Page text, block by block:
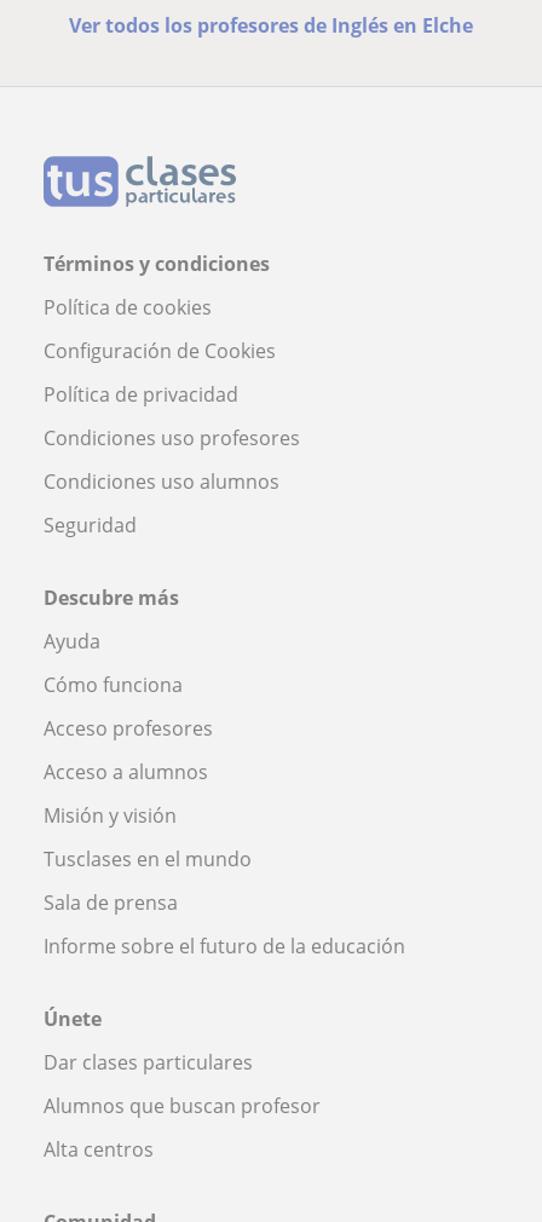
Ver todos los profesores de Inglés en Elche
Términos y condiciones
Política de cookies
Configuración de Cookies
Política de privacidad
Condiciones uso profesores
Condiciones uso alumnos
Seguridad
Descubre más
Ayuda
Cómo funciona
Acceso profesores
Acceso a alumnos
Misión y visión
Tusclases en el mundo
Sala de prensa
Informe sobre el futuro de la educación
Únete
Dar clases particulares
Alumnos que buscan profesor
Alta centros